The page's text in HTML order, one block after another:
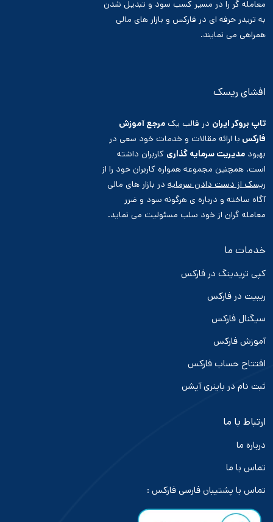
معامله گر را در مسیر کسب سود و تبدیل شدن
به تریدر حرفه ای در فارکس و بازار های مالی
همراهی می نمایند.
افشای ریسک
تاپ بروکر ایران در قالب یک مرجع آموزش
فارکس با ارائه مقالات و خدمات خود سعی در
بهبود مدیریت سرمایه گذاری کاربران داشته
است. همچنین مجموعه همواره کاربران خود را از
ریسک از دست دادن سرمایه در بازار های مالی
آگاه ساخته و درباره ی هرگونه سود و ضرر
معامله گران از خود سلب مسئولیت می نماید.
خدمات ما
کپی تریدینگ در فارکس
ریبیت در فارکس
سیگنال فارکس
آموزش فارکس
افتتاح حساب فارکس
ثبت نام در باینری آپشن
ارتباط با ما
درباره ما
تماس با ما
تماس با پشتیبان فارسی فارکس :